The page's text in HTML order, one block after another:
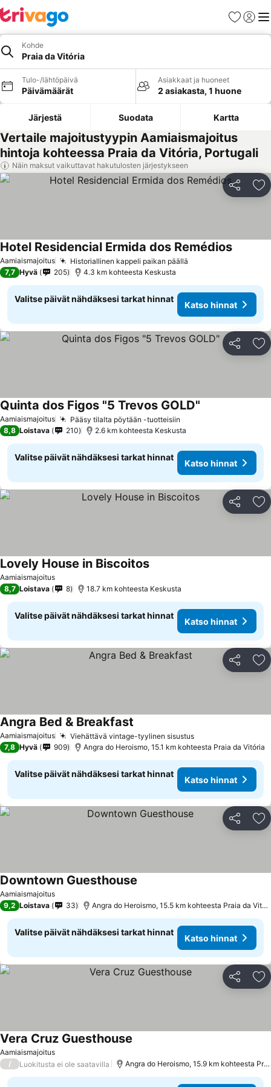
Suosikit
Kohde
Praia da Vitória
Tulo-/lähtöpäivä
Päivämäärät
Asiakkaat ja huoneet
2 asiakasta, 1 huone
Järjestä Suodata Kartta
Vertaile majoitustyypin Aamiaismajoitus
hintoja kohteessa Praia da Vitória, Portugali
Näin maksut vaikuttavat hakutulosten järjestykseen
Jaa
Aamiaismajoitus Historiallinen kappeli paikan päällä
Hotel Residencial Ermida dos Remédios
7,7 Hyvä 205 4.3 km kohteesta Keskusta
Valitse päivät nähdäksesi tarkat hinnat
Katso hinnat
Jaa
Aamiaismajoitus Pääsy tilalta pöytään -tuotteisiin
Quinta dos Figos "5 Trevos GOLD"
8,8 Loistava 210 2.6 km kohteesta Keskusta
Valitse päivät nähdäksesi tarkat hinnat
Katso hinnat
Jaa
Aamiaismajoitus
Lovely House in Biscoitos
8,7 Loistava 8 18.7 km kohteesta Keskusta
Valitse päivät nähdäksesi tarkat hinnat
Katso hinnat
Jaa
Aamiaismajoitus Viehättävä vintage-tyylinen sisustus
Angra Bed & Breakfast
7,8 Hyvä 909 Angra do Heroismo, 15.1 km kohteesta Praia da Vitória
Valitse päivät nähdäksesi tarkat hinnat
Katso hinnat
Jaa
Aamiaismajoitus
Downtown Guesthouse
9,2 Loistava 33 Angra do Heroismo, 15.5 km kohteesta Praia da Vitória
Valitse päivät nähdäksesi tarkat hinnat
Katso hinnat
Jaa
Aamiaismajoitus
Vera Cruz Guesthouse
/ Luokitusta ei ole saatavilla Angra do Heroismo, 15.9 km kohteesta Praia da Vitória